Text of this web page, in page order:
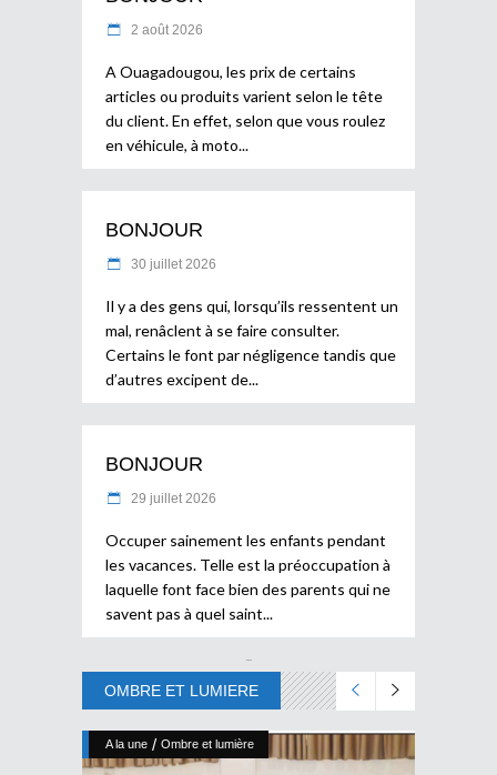
2 août 2026
A Ouagadougou, les prix de certains
articles ou produits varient selon le tête
du client. En effet, selon que vous roulez
en véhicule, à moto
BONJOUR
30 juillet 2026
Il y a des gens qui, lorsqu’ils ressentent un
mal, renâclent à se faire consulter.
Certains le font par négligence tandis que
d’autres excipent de
BONJOUR
29 juillet 2026
Occuper sainement les enfants pendant
les vacances. Telle est la préoccupation à
laquelle font face bien des parents qui ne
savent pas à quel saint
OMBRE ET LUMIERE
A la une / Ombre et lumière